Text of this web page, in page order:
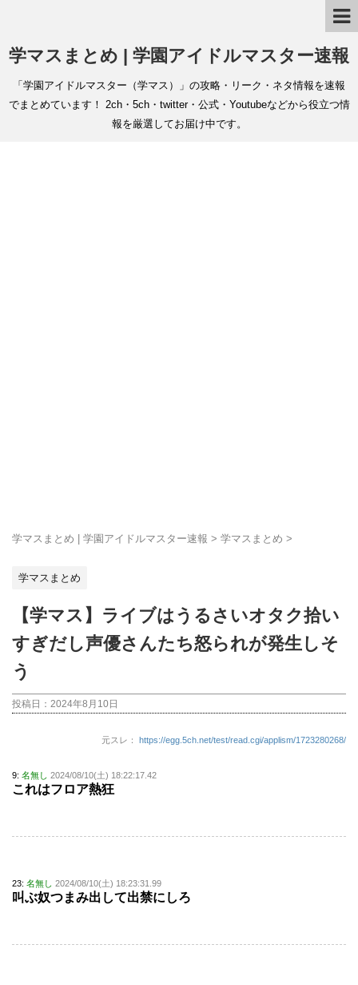
学マスまとめ | 学園アイドルマスター速報
「学園アイドルマスター（学マス）」の攻略・リーク・ネタ情報を速報
でまとめています！ 2ch・5ch・twitter・公式・Youtubeなどから役立つ情
報を厳選してお届け中です。
学マスまとめ | 学園アイドルマスター速報 > 学マスまとめ >
学マスまとめ
【学マス】ライブはうるさいオタク拾い
すぎだし声優さんたち怒られが発生しそ
う
投稿日： 2024年8月10日
元スレ： https://egg.5ch.net/test/read.cgi/applism/1723280268/
9: 名無し 2024/08/10(土) 18:22:17.42
これはフロア熱狂
23: 名無し 2024/08/10(土) 18:23:31.99
叫ぶ奴つまみ出して出禁にしろ